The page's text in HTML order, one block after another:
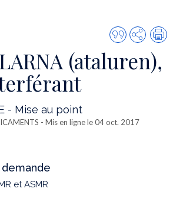
Citer
cette
publication
Partager
(ataluren),
- Mise au point
- Mis en ligne le 04 oct. 2017
et ASMR